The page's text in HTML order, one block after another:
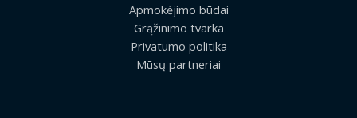
Apmokėjimo būdai
Grąžinimo tvarka
Privatumo politika
Mūsų partneriai